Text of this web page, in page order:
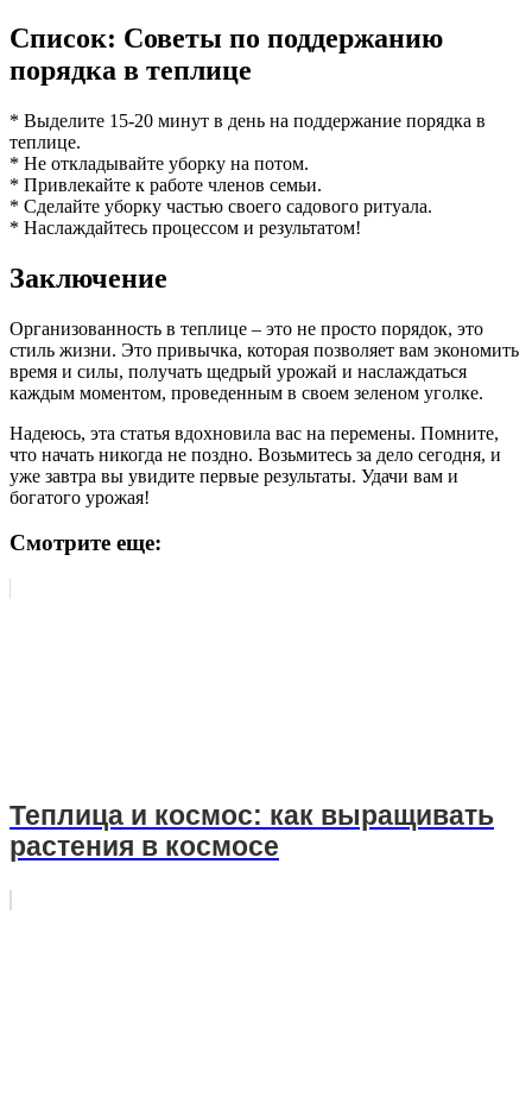
Список: Советы по поддержанию
порядка в теплице
* Выделите 15-20 минут в день на поддержание порядка в
теплице.
* Не откладывайте уборку на потом.
* Привлекайте к работе членов семьи.
* Сделайте уборку частью своего садового ритуала.
* Наслаждайтесь процессом и результатом!
Заключение
Организованность в теплице – это не просто порядок, это
стиль жизни. Это привычка, которая позволяет вам экономить
время и силы, получать щедрый урожай и наслаждаться
каждым моментом, проведенным в своем зеленом уголке.
Надеюсь, эта статья вдохновила вас на перемены. Помните,
что начать никогда не поздно. Возьмитесь за дело сегодня, и
уже завтра вы увидите первые результаты. Удачи вам и
богатого урожая!
Смотрите еще:
Теплица и космос: как выращивать
растения в космосе